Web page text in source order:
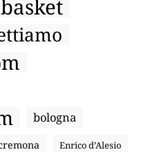
basket
bologna
Enrico d’Alesio